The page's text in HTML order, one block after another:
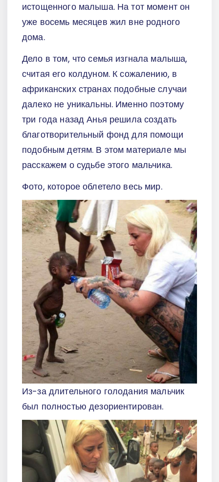
истощенного малыша. На тот момент он
уже восемь месяцев жил вне родного
дома.
Дело в том, что семья изгнала малыша,
считая его колдуном. К сожалению, в
африканских странах подобные случаи
далеко не уникальны. Именно поэтому
три года назад Анья решила создать
благотворительный фонд для помощи
подобным детям. В этом материале мы
расскажем о судьбе этого мальчика.
Фото, которое облетело весь мир.
Из-за длительного голодания мальчик
был полностью дезориентирован.